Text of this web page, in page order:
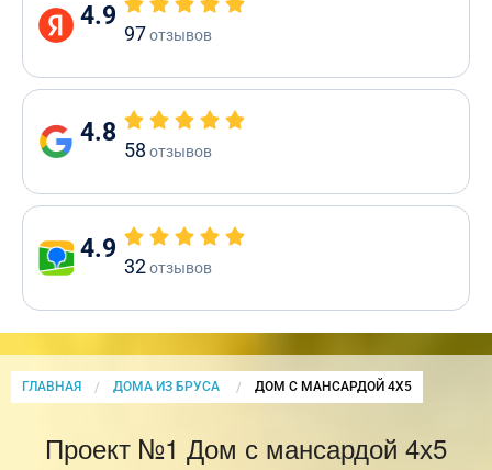
4.9
97отзывов
4.8
58 отзывов
4.9
32отзывов
ГЛАВНАЯ ДОМА ИЗ БРУСА CURRENT:
ДОМ С МАНСАРДОЙ 4Х5
Проект №1 Дом с мансардой 4х5